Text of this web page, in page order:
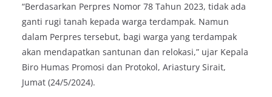
“Berdasarkan Perpres Nomor 78 Tahun 2023, tidak ada
ganti rugi tanah kepada warga terdampak. Namun
dalam Perpres tersebut, bagi warga yang terdampak
akan mendapatkan santunan dan relokasi,” ujar Kepala
Biro Humas Promosi dan Protokol, Ariastury Sirait,
Jumat (24/5/2024).